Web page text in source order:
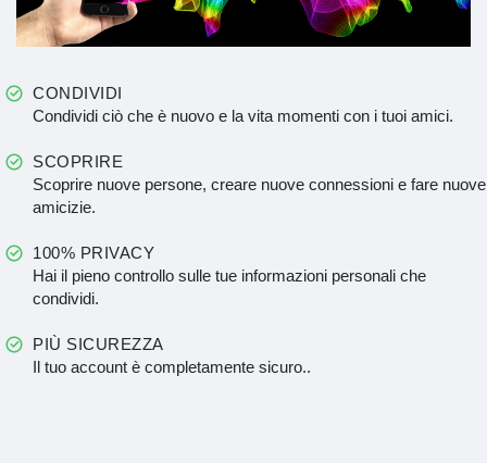
CONDIVIDI
Condividi ciò che è nuovo e la vita momenti con i tuoi amici.
SCOPRIRE
Scoprire nuove persone, creare nuove connessioni e fare nuove
amicizie.
100% PRIVACY
Hai il pieno controllo sulle tue informazioni personali che
condividi.
PIÙ SICUREZZA
Il tuo account è completamente sicuro..